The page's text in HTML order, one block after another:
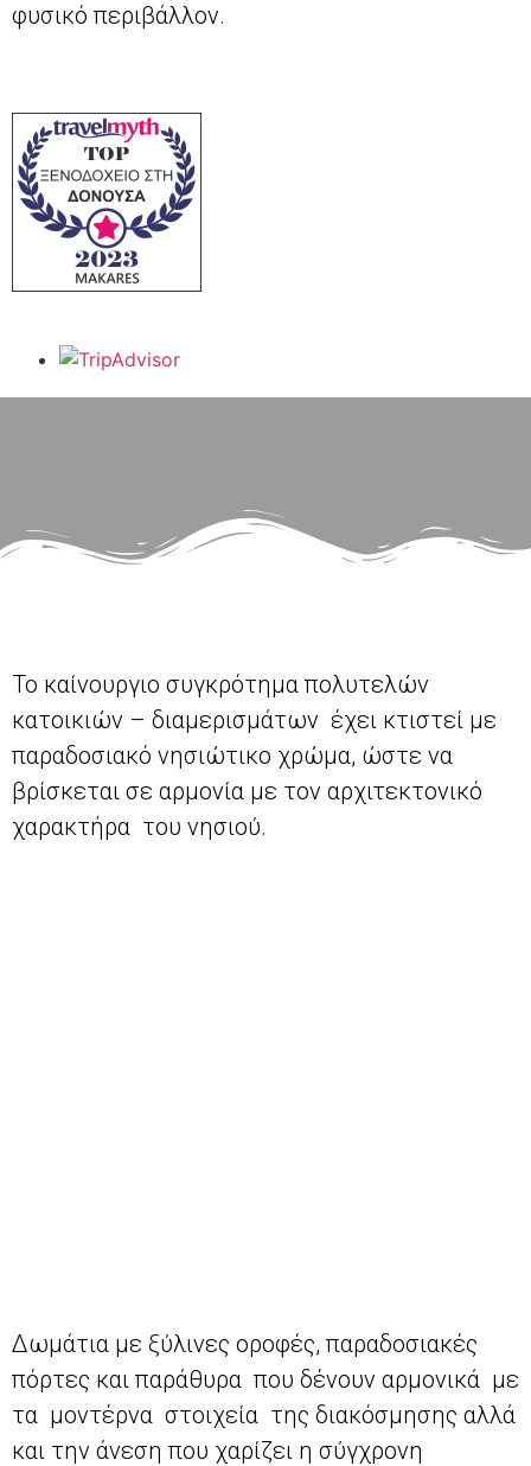
φυσικό περιβάλλον.
Το καίνουργιο συγκρότημα πολυτελών
κατοικιών – διαμερισμάτων έχει κτιστεί με
παραδοσιακό νησιώτικο χρώμα, ώστε να
βρίσκεται σε αρμονία με τον αρχιτεκτονικό
χαρακτήρα του νησιού.
Δωμάτια με ξύλινες οροφές, παραδοσιακές
πόρτες και παράθυρα που δένουν αρμονικά με
τα μοντέρνα στοιχεία της διακόσμησης αλλά
και την άνεση που χαρίζει η σύγχρονη